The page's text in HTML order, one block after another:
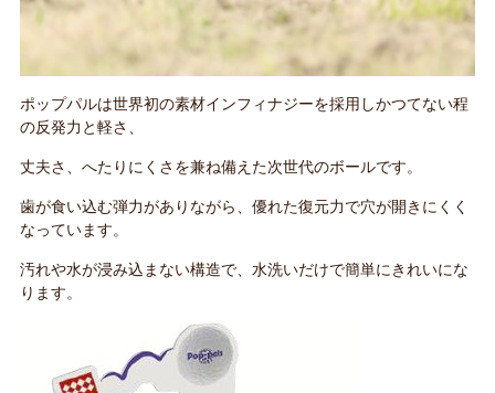
ポップパルは世界初の素材インフィナジーを採用しかつてない程
の反発力と軽さ、
丈夫さ、へたりにくさを兼ね備えた次世代のボールです。
歯が食い込む弾力がありながら、優れた復元力で穴が開きにくく
なっています。
汚れや水が浸み込まない構造で、水洗いだけで簡単にきれいにな
ります。